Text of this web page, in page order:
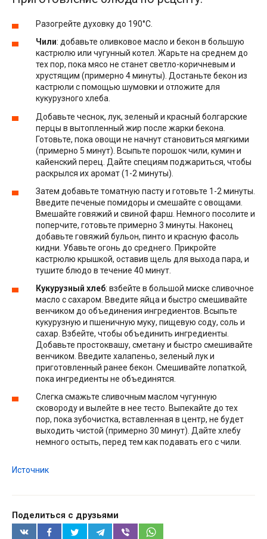
Разогрейте духовку до 190°С.
Чили: добавьте оливковое масло и бекон в большую
кастрюлю или чугунный котел. Жарьте на среднем до
тех пор, пока мясо не станет светло-коричневым и
хрустящим (примерно 4 минуты). Достаньте бекон из
кастрюли с помощью шумовки и отложите для
кукурузного хлеба.
Добавьте чеснок, лук, зеленый и красный болгарские
перцы в вытопленный жир после жарки бекона.
Готовьте, пока овощи не начнут становиться мягкими
(примерно 5 минут). Всыпьте порошок чили, кумин и
кайенский перец. Дайте специям поджариться, чтобы
раскрылся их аромат (1-2 минуты).
Затем добавьте томатную пасту и готовьте 1-2 минуты.
Введите печеные помидоры и смешайте с овощами.
Вмешайте говяжий и свиной фарш. Немного посолите и
поперчите, готовьте примерно 3 минуты. Наконец
добавьте говяжий бульон, пинто и красную фасоль
кидни. Убавьте огонь до среднего. Прикройте
кастрюлю крышкой, оставив щель для выхода пара, и
тушите блюдо в течение 40 минут.
Кукурузный хлеб: взбейте в большой миске сливочное
масло с сахаром. Введите яйца и быстро смешивайте
венчиком до объединения ингредиентов. Всыпьте
кукурузную и пшеничную муку, пищевую соду, соль и
сахар. Взбейте, чтобы объединить ингредиенты.
Добавьте простоквашу, сметану и быстро смешивайте
венчиком. Введите халапеньо, зеленый лук и
приготовленный ранее бекон. Смешивайте лопаткой,
пока ингредиенты не объединятся.
Слегка смажьте сливочным маслом чугунную
сковороду и вылейте в нее тесто. Выпекайте до тех
пор, пока зубочистка, вставленная в центр, не будет
выходить чистой (примерно 30 минут). Дайте хлебу
немного остыть, перед тем как подавать его с чили.
Источник
Поделиться с друзьями